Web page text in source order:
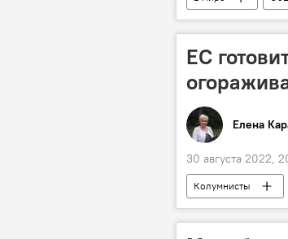
ЕС
Елена
30 августа 2022,
Колумнисты